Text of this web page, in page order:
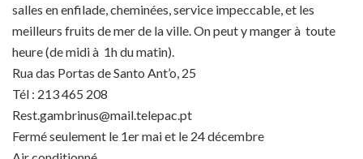
salles en enfilade, cheminées, service impeccable, et les
meilleurs fruits de mer de la ville. On peut y manger à toute
heure (de midi à 1h du matin).
Rua das Portas de Santo Ant’o, 25
Tél : 213 465 208
Rest.gambrinus@mail.telepac.pt
Fermé seulement le 1er mai et le 24 décembre